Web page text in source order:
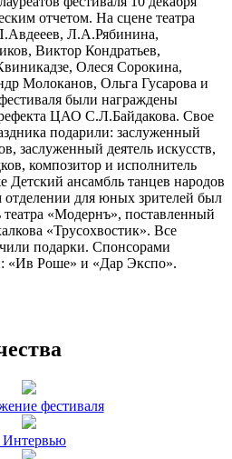
отчетом. На сцене театра
Л.А.Рябинина,
Виктор Кондратьев,
Олеся Сорокина,
Молоканов, Ольга Гусарова и
были награждены
ЦАО С.Л.Байдакова. Свое
подарили: заслуженный
заслуженный деятель искусств,
композитор и исполнитель
ансамбль танцев народов
для юных зрителей был
театра «Модернъ», поставленный
«Трусохвостик». Все
подарки. Спонсорами
«Ив Роше» и «Дар Экспо».
фестиваля
Интервью